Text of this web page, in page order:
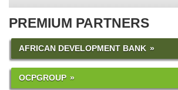
PREMIUM PARTNERS
AFRICAN DEVELOPMENT BANK
OCPGROUP